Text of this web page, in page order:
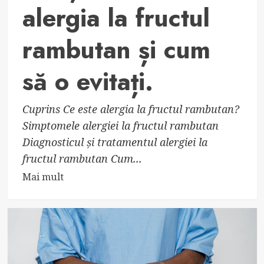
alergia la fructul
rambutan și cum
să o evitați.
Cuprins Ce este alergia la fructul rambutan?
Simptomele alergiei la fructul rambutan
Diagnosticul și tratamentul alergiei la
fructul rambutan Cum...
Mai multRead
about
Aflați
totul
despre